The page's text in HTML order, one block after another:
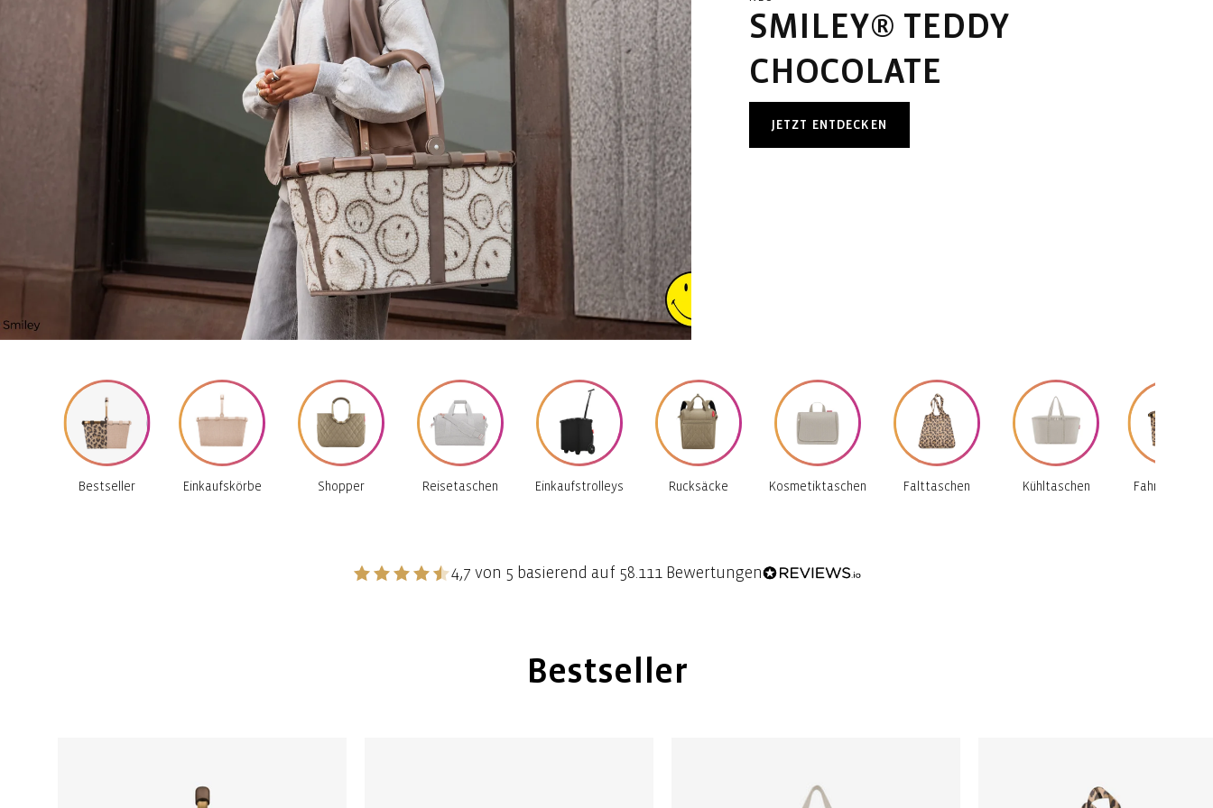
SMILEY® TEDDY
CHOCOLATE
JETZT ENTDECKEN
Bestseller Einkaufskörbe Shopper Reisetaschen Einkaufstrolleys Rucksäcke Kosmetiktaschen Falttaschen Kühltaschen Fahrradkörbe
4,7 von 5 basierend auf 58.111 Bewertungen
Bestseller